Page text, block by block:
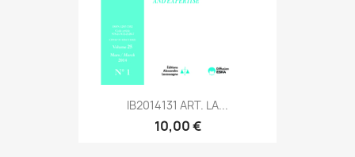
IB2014131 ART. LA...
10,00 €